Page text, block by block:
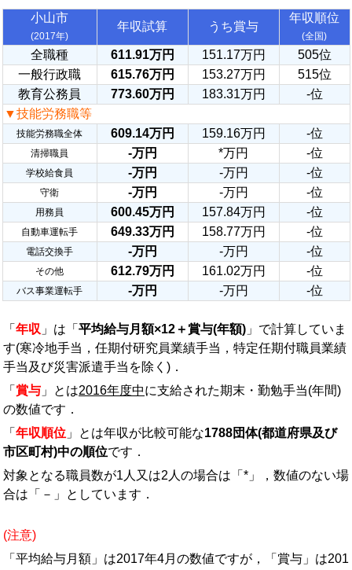
小山市
(2017年)
年収試算 うち賞与
年収順位
(全国)
全職種 611.91万円 151.17万円
505位
一般行政職
615.76万円 153.27万円
515位
教育公務員
773.60万円 183.31万円
-位
▼技能労務職等
技能労務職全体 609.14万円 159.16万円 -位
清掃職員 -万円 *万円 -位
学校給食員 -万円 -万円 -位
守衛 -万円 -万円 -位
用務員 600.45万円 157.84万円 -位
自動車運転手 649.33万円 158.77万円 -位
電話交換手 -万円 -万円 -位
その他 612.79万円 161.02万円 -位
バス事業運転手 -万円 -万円 -位
「 年収 」は「 平均給与月額×12＋賞与(年額) 」で計算していま
す(寒冷地手当，任期付研究員業績手当，特定任期付職員業績
手当及び災害派遣手当を除く)．
「 賞与 」とは2016年度中に支給された期末・勤勉手当(年間)
の数値です．
「 年収順位 」とは年収が比較可能な1788団体(都道府県及び
市区町村)中の順位です．
対象となる職員数が1人又は2人の場合は「*」，数値のない場
合は「－」としています．
(注意)
「平均給与月額」は2017年4月の数値ですが，「賞与」は201